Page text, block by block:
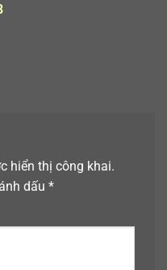
hiển thị công khai.
dấu *